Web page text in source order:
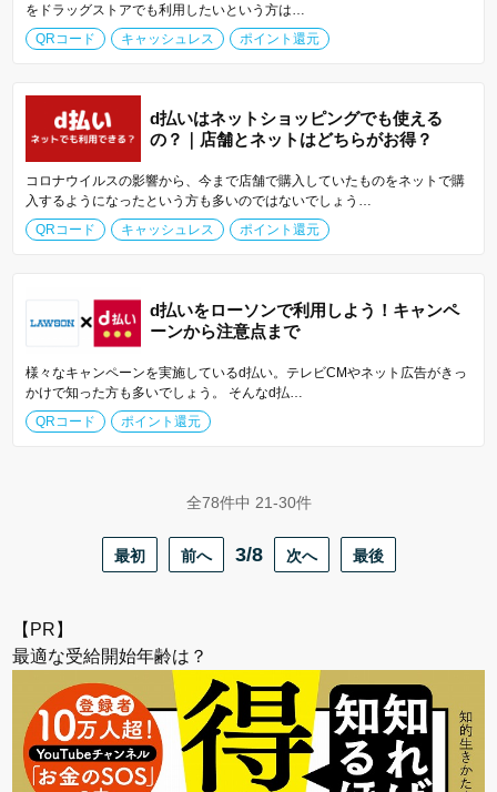
をドラッグストアでも利用したいという方は…
QRコード
キャッシュレス ポイント還元
d払いはネットショッピングでも使える
の？｜店舗とネットはどちらがお得？
コロナウイルスの影響から、今まで店舗で購入していたものをネットで購
入するようになったという方も多いのではないでしょう…
QRコード
キャッシュレス ポイント還元
d払いをローソンで利用しよう！キャンペ
ーンから注意点まで
様々なキャンペーンを実施しているd払い。テレビCMやネット広告がきっ
かけで知った方も多いでしょう。 そんなd払…
QRコード
ポイント還元
全78件中 21-30件
最初 前へ 3/8 次へ 最後
【PR】
最適な受給開始年齢は？